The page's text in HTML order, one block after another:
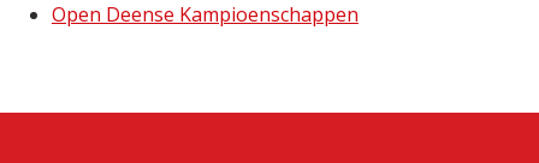
Open Deense Kampioenschappen